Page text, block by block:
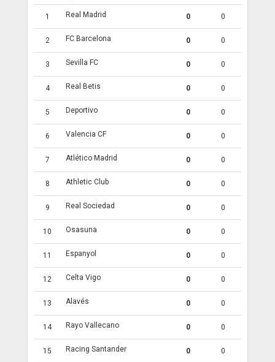
1 Real Madrid 0 0
2 FC Barcelona 0 0
3 Sevilla FC 0 0
4 Real Betis 0 0
5 Deportivo 0 0
6 Valencia CF 0 0
7 Atlético Madrid 0 0
8 Athletic Club 0 0
9 Real Sociedad 0 0
10 Osasuna 0 0
11 Espanyol 0 0
12 Celta Vigo 0 0
13 Alavés 0 0
14 Rayo Vallecano 0 0
15 Racing Santander 0 0